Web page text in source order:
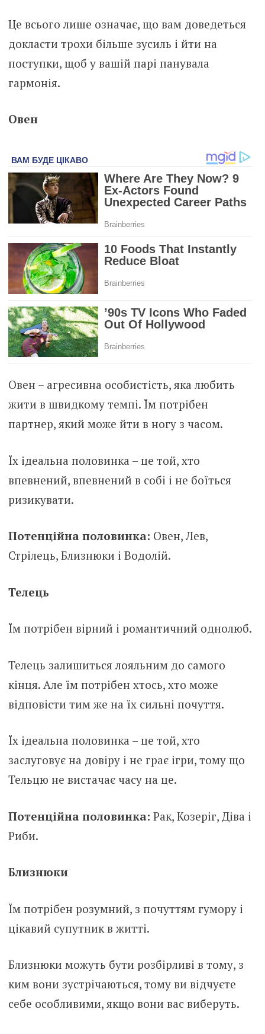
Це всього лише означає, що вам доведеться
докласти трохи більше зусиль і йти на
поступки, щоб у вашій парі панувала
гармонія.
Овен
Овен – агресивна особистість, яка любить
жити в швидкому темпі. Їм потрібен
партнер, який може йти в ногу з часом.
Їх ідеальна половинка – це той, хто
впевнений, впевнений в собі і не боїться
ризикувати.
Потенційна половинка: Овен, Лев,
Стрілець, Близнюки і Водолій.
Телець
Їм потрібен вірний і романтичний однолюб.
Телець залишиться лояльним до самого
кінця. Але їм потрібен хтось, хто може
відповісти тим же на їх сильні почуття.
Їх ідеальна половинка – це той, хто
заслуговує на довіру і не грає ігри, тому що
Тельцю не вистачає часу на це.
Потенційна половинка: Рак, Козеріг, Діва і
Риби.
Близнюки
Їм потрібен розумний, з почуттям гумору і
цікавий супутник в житті.
Близнюки можуть бути розбірливі в тому, з
ким вони зустрічаються, тому ви відчуєте
себе особливими, якщо вони вас виберуть.